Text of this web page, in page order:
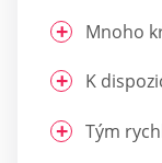
Mnoho
K
Tým